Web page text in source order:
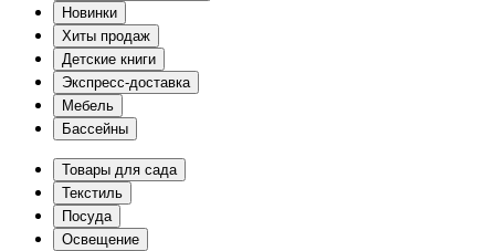
Новинки
Хиты продаж
Детские книги
Экспресс-доставка
Мебель
Бассейны
Товары для сада
Текстиль
Посуда
Освещение